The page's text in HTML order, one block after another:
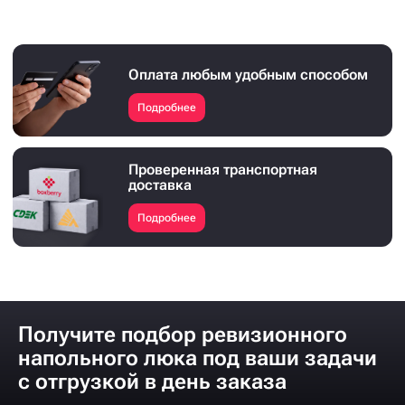
Оплата любым удобным способом
Подробнее
Проверенная транспортная
доставка
Подробнее
Получите подбор ревизионного
напольного люка под ваши задачи
с отгрузкой в день заказа